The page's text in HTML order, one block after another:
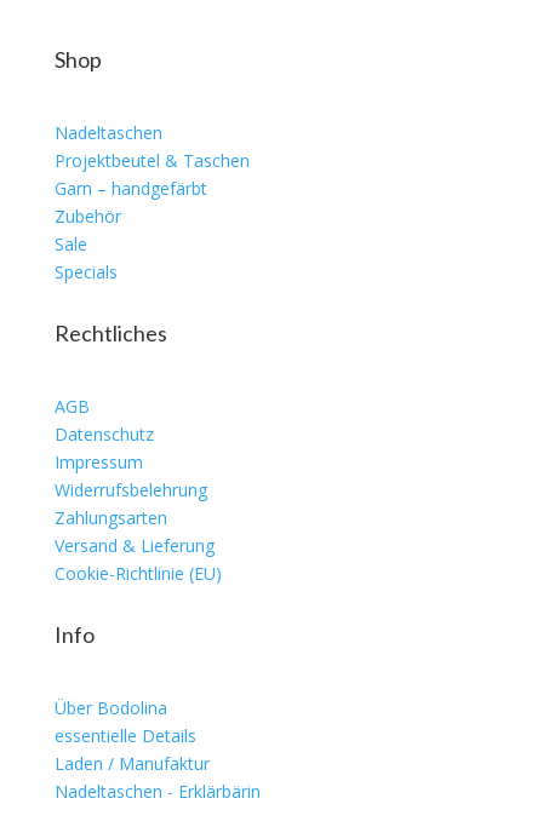
Shop
Nadeltaschen
Projektbeutel & Taschen
Garn – handgefärbt
Zubehör
Sale
Specials
Rechtliches
AGB
Datenschutz
Impressum
Widerrufsbelehrung
Zahlungsarten
Versand & Lieferung
Cookie-Richtlinie (EU)
Info
Über Bodolina
essentielle Details
Laden / Manufaktur
Nadeltaschen - Erklärbärin